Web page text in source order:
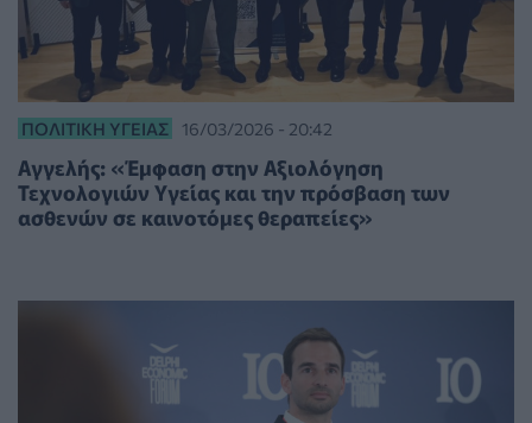
ΠΟΛΙΤΙΚΉ ΥΓΕΊΑΣ 16/03/2026 - 20:42
Αγγελής: «Έμφαση στην Αξιολόγηση
Τεχνολογιών Υγείας και την πρόσβαση των
ασθενών σε καινοτόμες θεραπείες»